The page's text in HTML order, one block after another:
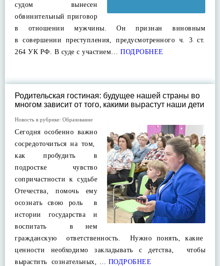
судом вынесен
обвинительный приговор
в отношении мужчины. Он признан виновным
в совершении преступления, предусмотренного ч. 3 ст.
264 УК РФ. В суде с участием… ПОДРОБНЕЕ
Родительская гостиная: будущее нашей страны во
многом зависит от того, какими вырастут наши дети
Новость в рубрике: Образование
Сегодня особенно важно
сосредоточиться на том,
как пробудить в
подростке чувство
сопричастности к судьбе
Отечества, помочь ему
осознать свою роль в
истории государства и
воспитать в нем
гражданскую ответственность. Нужно понять, какие
ценности необходимо закладывать с детства, чтобы
вырастить сознательных, … ПОДРОБНЕЕ